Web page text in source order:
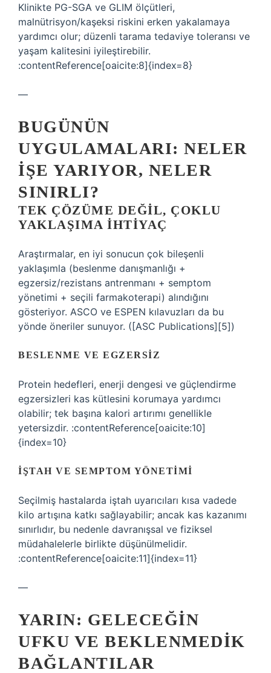
Klinikte PG-SGA ve GLIM ölçütleri,
malnütrisyon/kaşeksi riskini erken yakalamaya
yardımcı olur; düzenli tarama tedaviye toleransı ve
yaşam kalitesini iyileştirebilir.
:contentReference[oaicite:8]{index=8}
—
BUGÜNÜN
UYGULAMALARI: NELER
İŞE YARIYOR, NELER
SINIRLI?
TEK ÇÖZÜME DEĞIL, ÇOKLU
YAKLAŞIMA İHTIYAÇ
Araştırmalar, en iyi sonucun çok bileşenli
yaklaşımla (beslenme danışmanlığı +
egzersiz/rezistans antrenmanı + semptom
yönetimi + seçili farmakoterapi) alındığını
gösteriyor. ASCO ve ESPEN kılavuzları da bu
yönde öneriler sunuyor. ([ASC Publications][5])
BESLENME VE EGZERSIZ
Protein hedefleri, enerji dengesi ve güçlendirme
egzersizleri kas kütlesini korumaya yardımcı
olabilir; tek başına kalori artırımı genellikle
yetersizdir. :contentReference[oaicite:10]
{index=10}
İŞTAH VE SEMPTOM YÖNETIMI
Seçilmiş hastalarda iştah uyarıcıları kısa vadede
kilo artışına katkı sağlayabilir; ancak kas kazanımı
sınırlıdır, bu nedenle davranışsal ve fiziksel
müdahalelerle birlikte düşünülmelidir.
:contentReference[oaicite:11]{index=11}
—
YARIN: GELECEĞIN
UFKU VE BEKLENMEDIK
BAĞLANTILAR